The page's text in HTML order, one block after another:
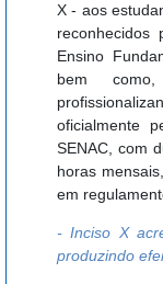
X - aos
Ensino
bem
oficialmente
SENAC, com
horas
em
- Inciso X
produzindo